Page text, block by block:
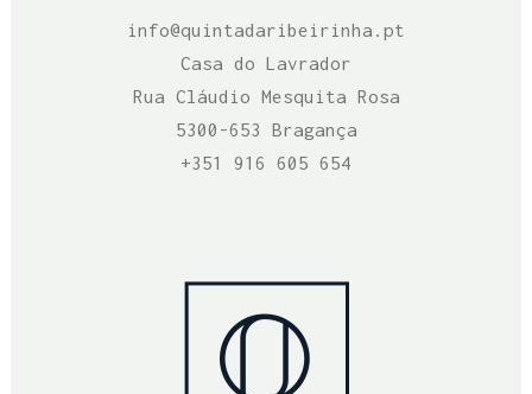
info@quintadaribeirinha.pt
Casa do Lavrador
Rua Cláudio Mesquita Rosa
5300-653 Bragança
+351 916 605 654